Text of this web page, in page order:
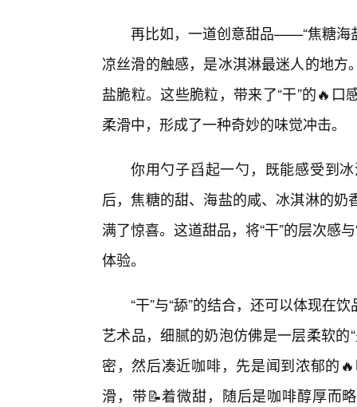
再比如，一道创意甜品——“焦糖海
凉丝滑的触感，是冰淇淋最迷人的地
盐脆粒。这些脆粒，带来了“干”的🔥
柔滑中，形成了一种奇妙的味觉冲击。
你用勺子舀起一勺，既能感受到
后，焦糖的甜、海盐的咸、冰淇淋的
满了惊喜。这道甜品，将“干”的层次感
体验。
“干”与“舔”的结合，还可以体现在
艺术品，细腻的奶泡仿佛是一层柔软
密，然后凑近咖啡，先是闻到浓郁的
滑，带📝着微甜，随后是咖啡醇厚而